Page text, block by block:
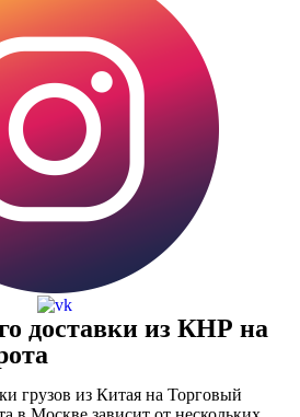
доставки из КНР на
грузов из Китая на Торговый